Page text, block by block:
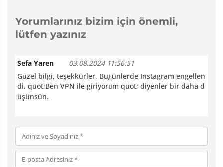
Yorumlarınız bizim için önemli,
lütfen yazınız
Sefa Yaren
03.08.2024 11:56:51
Güzel bilgi, teşekkürler. Bugünlerde Instagram engellen
di, quot;Ben VPN ile giriyorum quot; diyenler bir daha d
üşünsün.